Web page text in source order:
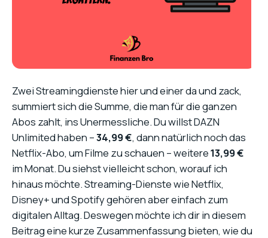
Zwei Streamingdienste hier und einer da und zack,
summiert sich die Summe, die man für die ganzen
Abos zahlt, ins Unermessliche. Du willst DAZN
Unlimited haben –34,99 €, dann natürlich noch das
Netflix-Abo, um Filme zu schauen – weitere13,99 €
im Monat. Du siehst vielleicht schon, worauf ich
hinaus möchte. Streaming-Dienste wie Netflix,
Disney+ und Spotify gehören aber einfach zum
digitalen Alltag. Deswegen möchte ich dir in diesem
Beitrag eine kurze Zusammenfassung bieten, wie du